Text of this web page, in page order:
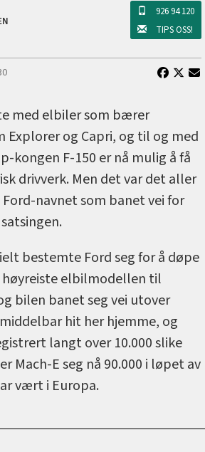
926 94 120
TIPS OSS!
med elbiler som bærer
Explorer og Capri, og til og med
kongen F-150 er nå mulig å få
drivverk. Men det var det aller
navnet som banet vei for
bestemte Ford seg for å døpe
elbilmodellen til
bilen banet seg vei utover
hit her hjemme, og
langt over 10.000 slike
Mach-E seg nå 90.000 i løpet av
vært i Europa.